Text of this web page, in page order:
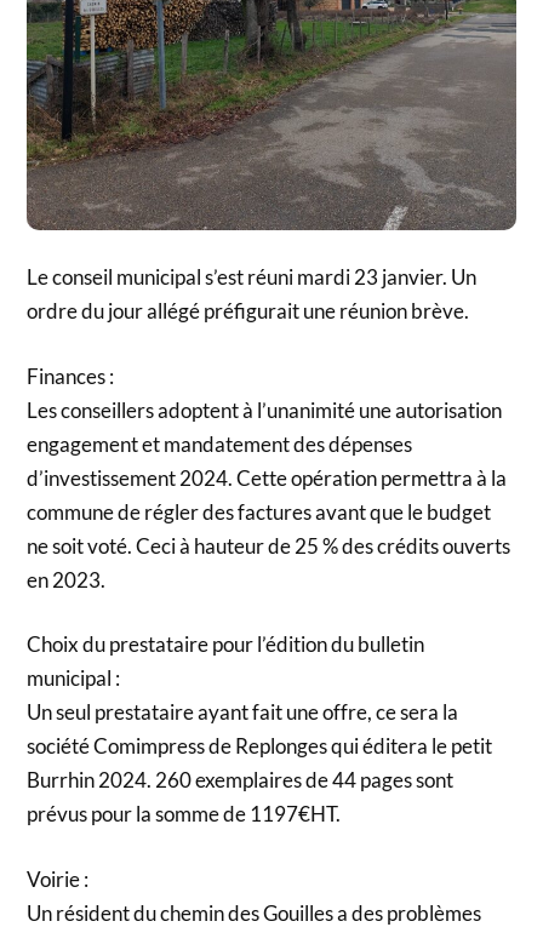
Le conseil municipal s’est réuni mardi 23 janvier. Un
ordre du jour allégé préfigurait une réunion brève.
Finances :
Les conseillers adoptent à l’unanimité une autorisation
engagement et mandatement des dépenses
d’investissement 2024. Cette opération permettra à la
commune de régler des factures avant que le budget
ne soit voté. Ceci à hauteur de 25 % des crédits ouverts
en 2023.
Choix du prestataire pour l’édition du bulletin
municipal :
Un seul prestataire ayant fait une offre, ce sera la
société Comimpress de Replonges qui éditera le petit
Burrhin 2024. 260 exemplaires de 44 pages sont
prévus pour la somme de 1197€HT.
Voirie :
Un résident du chemin des Gouilles a des problèmes